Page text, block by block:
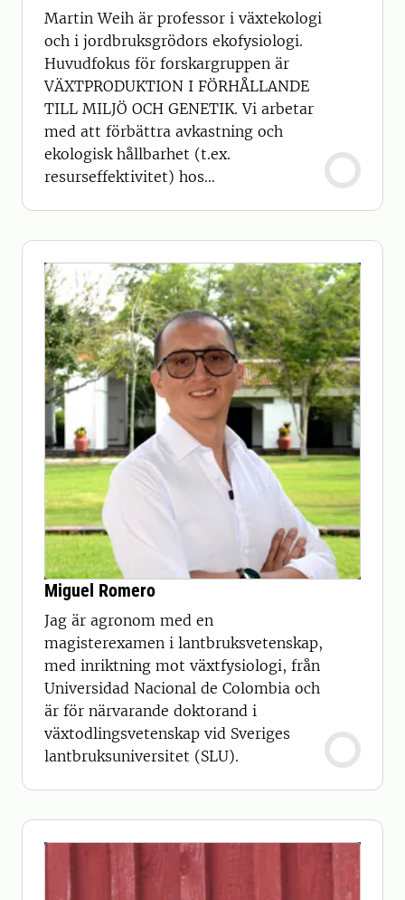
Martin Weih är professor i växtekologi
och i jordbruksgrödors ekofysiologi.
Huvudfokus för forskargruppen är
VÄXTPRODUKTION I FÖRHÅLLANDE
TILL MILJÖ OCH GENETIK. Vi arbetar
med att förbättra avkastning och
ekologisk hållbarhet (t.ex.
resurseffektivitet) hos
Miguel Romero
Jag är agronom med en
magisterexamen i lantbruksvetenskap,
med inriktning mot växtfysiologi, från
Universidad Nacional de Colombia och
är för närvarande doktorand i
växtodlingsvetenskap vid Sveriges
lantbruksuniversitet (SLU).